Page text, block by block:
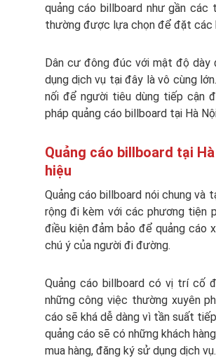
quảng cáo billboard như gần
thường được lựa chọn để đặt các
Dân cư đông đúc với mật độ dày
dụng dịch vụ tại đây là vô cùng
nối để người tiêu dùng tiếp cận
pháp quảng cáo billboard tại Hà
Quảng cáo billboard tại
hiệu
Quảng cáo billboard nói chung và
rộng đi kèm với các phương tiện
điều kiện đảm bảo để quảng cáo
chú ý của người đi đường.
Quảng cáo billboard có vị trí cố
những công việc thường xuyên
cáo sẽ khá dễ dàng vì tần suất
quảng cáo sẽ có những khách
mua hàng, đăng ký sử dụng dịch vụ.